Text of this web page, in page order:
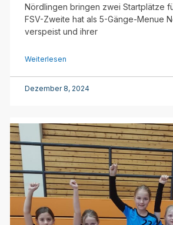
Nördlingen bringen zwei Startplätze
FSV-Zweite hat als 5-Gänge-Menue
verspeist und ihrer
Weiterlesen
Dezember 8, 2024